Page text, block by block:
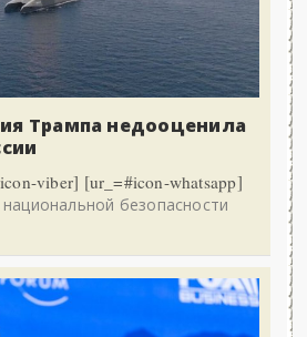
Трампа недооценила
viber] [ur_=#icon-whatsapp]
безопасности